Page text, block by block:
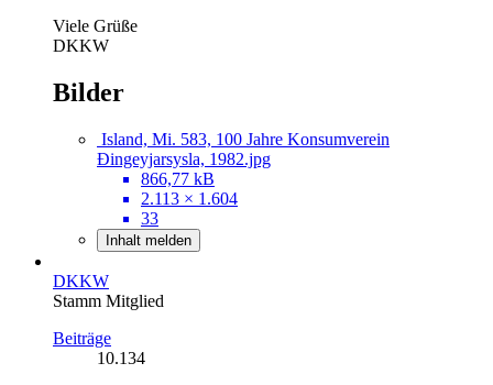
Viele Grüße
DKKW
Bilder
Island, Mi. 583, 100 Jahre Konsumverein
Ðingeyjarsysla, 1982.jpg
866,77 kB
2.113 × 1.604
33
Inhalt melden
DKKW
Stamm Mitglied
Beiträge
10.134